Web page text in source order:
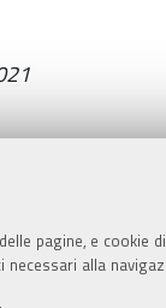
pagine, e cookie
alla